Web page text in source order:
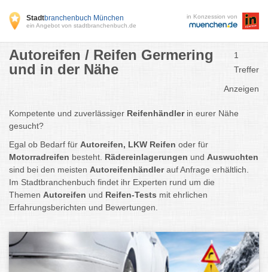
Stadtbranchenbuch München
ein Angebot von stadtbranchenbuch.de
in Konzession von
Autoreifen / Reifen Germering
und in der Nähe
1
Treffer
Anzeigen
Kompetente und zuverlässiger Reifenhändlerin eurer Nähe
gesucht?
Egal ob Bedarf für Autoreifen, LKW Reifen oder für
Motorradreifen besteht. Rädereinlagerungen und Auswuchten
sind bei den meisten Autoreifenhändlerauf Anfrage erhältlich.
Im Stadtbranchenbuch findet ihr Experten rund um die
Themen Autoreifen und Reifen-Tests mit ehrlichen
Erfahrungsberichten und Bewertungen.